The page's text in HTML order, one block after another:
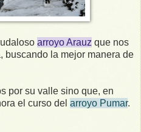
arroyo Arauz que nos
buscando la mejor manera de
por su valle sino que, en
el curso del arroyo Pumar.